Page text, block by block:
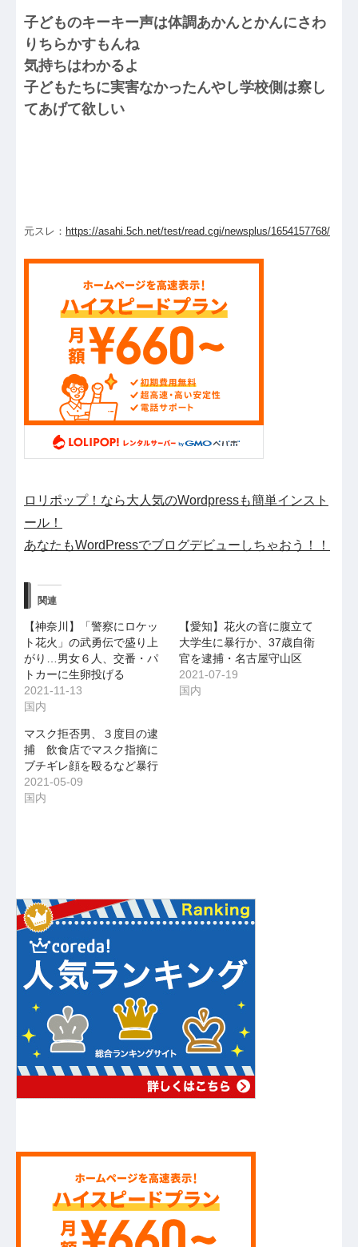
子どものキーキー声は体調あかんとかんにさわ
りちらかすもんね
気持ちはわかるよ
子どもたちに実害なかったんやし学校側は察し
てあげて欲しい
元スレ： https://asahi.5ch.net/test/read.cgi/newsplus/1654157768/
ロリポップ！なら大人気のWordpressも簡単インスト
ール！
あなたもWordPressでブログデビューしちゃおう！！
関連
【神奈川】「警察にロケッ
ト花火」の武勇伝で盛り上
がり…男女６人、交番・パ
トカーに生卵投げる
2021-11-13
国内
【愛知】花火の音に腹立て
大学生に暴行か、37歳自衛
官を逮捕・名古屋守山区
2021-07-19
国内
マスク拒否男、３度目の逮
捕 飲食店でマスク指摘に
ブチギレ顔を殴るなど暴行
2021-05-09
国内